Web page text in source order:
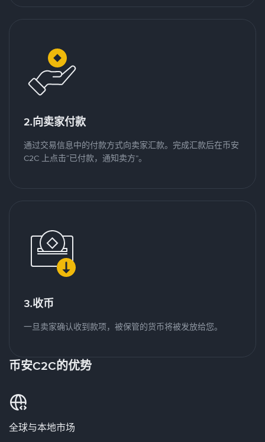
2.向卖家付款
通过交易信息中的付款方式向卖家汇款。完成汇款后在币安
C2C 上点击“已付款，通知卖方”。
3.收币
一旦卖家确认收到款项，被保管的货币将被发放给您。
币安C2C的优势
全球与本地市场